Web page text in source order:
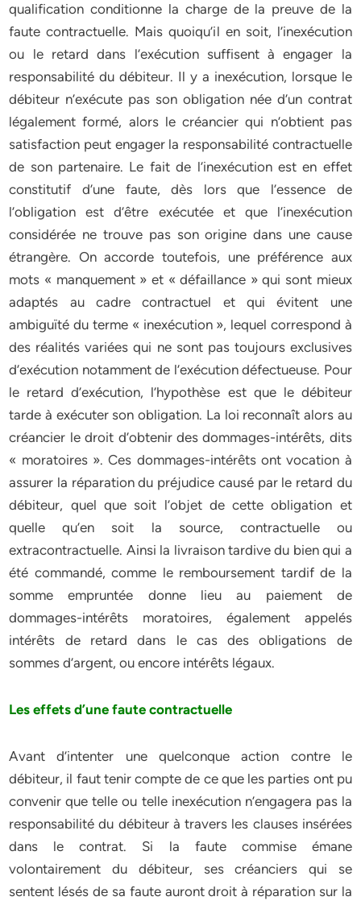
qualification conditionne la charge de la preuve de la
faute contractuelle. Mais quoiqu’il en soit, l’inexécution
ou le retard dans l’exécution suffisent à engager la
responsabilité du débiteur. Il y a inexécution, lorsque le
débiteur n’exécute pas son obligation née d’un contrat
légalement formé, alors le créancier qui n’obtient pas
satisfaction peut engager la responsabilité contractuelle
de son partenaire. Le fait de l’inexécution est en effet
constitutif d’une faute, dès lors que l’essence de
l’obligation est d’être exécutée et que l’inexécution
considérée ne trouve pas son origine dans une cause
étrangère. On accorde toutefois, une préférence aux
mots « manquement » et « défaillance » qui sont mieux
adaptés au cadre contractuel et qui évitent une
ambiguïté du terme « inexécution », lequel correspond à
des réalités variées qui ne sont pas toujours exclusives
d’exécution notamment de l’exécution défectueuse. Pour
le retard d’exécution, l’hypothèse est que le débiteur
tarde à exécuter son obligation. La loi reconnaît alors au
créancier le droit d’obtenir des dommages-intérêts, dits
« moratoires ». Ces dommages-intérêts ont vocation à
assurer la réparation du préjudice causé par le retard du
débiteur, quel que soit l’objet de cette obligation et
quelle qu’en soit la source, contractuelle ou
extracontractuelle. Ainsi la livraison tardive du bien qui a
été commandé, comme le remboursement tardif de la
somme empruntée donne lieu au paiement de
dommages-intérêts moratoires, également appelés
intérêts de retard dans le cas des obligations de
sommes d’argent, ou encore intérêts légaux.
Les effets d’une faute contractuelle
Avant d’intenter une quelconque action contre le
débiteur, il faut tenir compte de ce que les parties ont pu
convenir que telle ou telle inexécution n’engagera pas la
responsabilité du débiteur à travers les clauses insérées
dans le contrat. Si la faute commise émane
volontairement du débiteur, ses créanciers qui se
sentent lésés de sa faute auront droit à réparation sur la